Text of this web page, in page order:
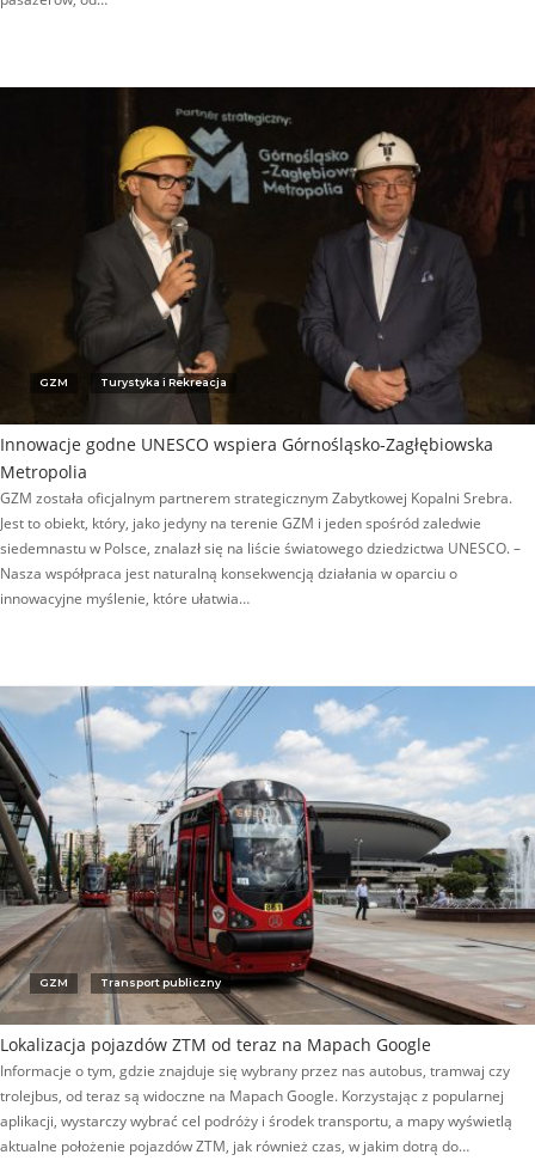
GZM Turystyka i Rekreacja
Innowacje godne UNESCO wspiera Górnośląsko-Zagłębiowska
Metropolia
GZM została oficjalnym partnerem strategicznym Zabytkowej Kopalni Srebra.
Jest to obiekt, który, jako jedyny na terenie GZM i jeden spośród zaledwie
siedemnastu w Polsce, znalazł się na liście światowego dziedzictwa UNESCO. –
Nasza współpraca jest naturalną konsekwencją działania w oparciu o
innowacyjne myślenie, które ułatwia…
GZM Transport publiczny
Lokalizacja pojazdów ZTM od teraz na Mapach Google
Informacje o tym, gdzie znajduje się wybrany przez nas autobus, tramwaj czy
trolejbus, od teraz są widoczne na Mapach Google. Korzystając z popularnej
aplikacji, wystarczy wybrać cel podróży i środek transportu, a mapy wyświetlą
aktualne położenie pojazdów ZTM, jak również czas, w jakim dotrą do…